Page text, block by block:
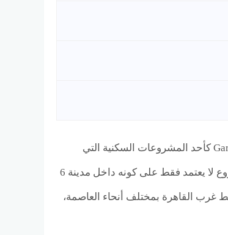
في قلب التوسعات الشمالية بمدينة 6 أكتوبر، يبرز كمبوند جاردن هيلز أكتوبر Garden Hills October كأحد المشروعات السكنية التي
تعكس مفهوم السكن المتوازن بين الموقع الاستراتيجي، وتنوع الوحدات، وجودة الحياة. فالمشروع لا يعتمد فقط على كونه داخل مدينة 6
غرب القاهرة بمختلف أنحاء العاصمة،